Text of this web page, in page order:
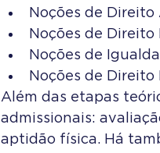
Noções de
Noções de Direito
Noções de
Noções de
Além das etapas
admissionais:
aptidão física. Há